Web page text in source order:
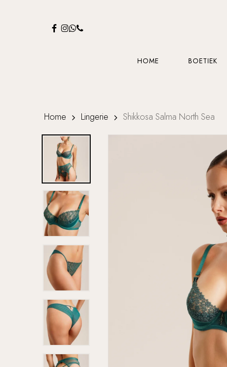
FACEBOOK
INSTAGRAM
WHATSAPP
PHONE
HOME BOETIEK
Home Lingerie Shikkosa Salma North Sea